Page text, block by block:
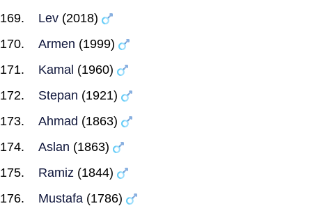
Lev (2018)
Armen (1999)
Kamal (1960)
Stepan (1921)
Ahmad (1863)
Aslan (1863)
Ramiz (1844)
Mustafa (1786)